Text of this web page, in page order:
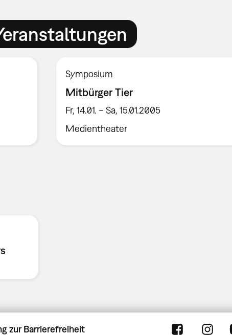
Symposium
Mitbürger Tier
Fr, 14.01. – Sa, 15.01.2005
Medientheater
zur Barrierefreiheit